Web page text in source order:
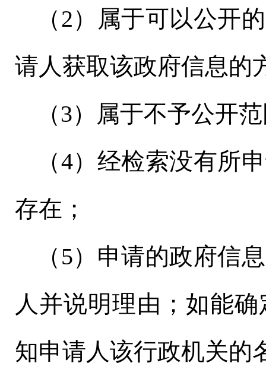
（2）属于可以公开
请人获取该政府信息的
（3）属于不予公开
（4）经检索没有所
存在；
（ 5）申请的政府信
人并说明理由；如能
知申请人该行政机关的